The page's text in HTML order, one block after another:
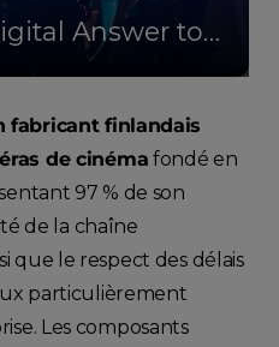
Case Study: A Digital Answer to an Analogue Problem
fabricant finlandais
de cinéma fondé en
97 % de son
de la chaîne
que le respect des délais
particulièrement
Les composants